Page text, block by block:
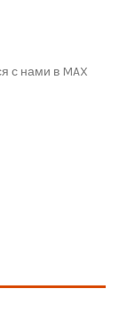
с нами в MAX